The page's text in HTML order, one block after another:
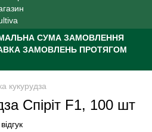
СУМА ЗАМОВЛЕННЯ
ЗАМОВЛЕНЬ ПРОТЯГОМ
кукурудза
Спіріт F1, 100 шт